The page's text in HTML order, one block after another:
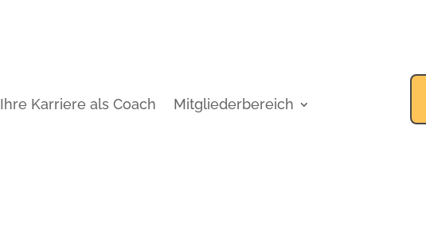
Ihre Karriere als Coach Mitgliederbereich